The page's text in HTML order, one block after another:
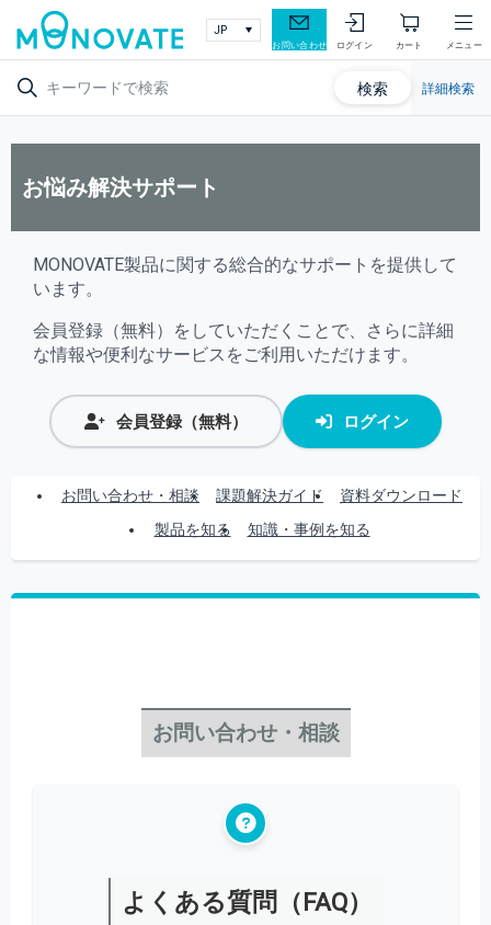
お問い合わせ ログイン カート メニュー
検索 詳細検索
お悩み解決サポート
MONOVATE製品に関する総合的なサポートを提供して
います。
会員登録（無料）をしていただくことで、さらに詳細
な情報や便利なサービスをご利用いただけます。
会員登録（無料） ログイン
お問い合わせ・相談 課題解決ガイド
資料ダウンロード
製品を知る
知識・事例を知る
お問い合わせ・相談
よくある質問（FAQ）